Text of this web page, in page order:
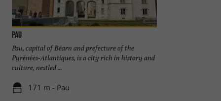
Pau
Pau, capital of Béarn and prefecture of the
Pyrénées-Atlantiques, is a city rich in history and
culture, nestled ...
171 m - Pau